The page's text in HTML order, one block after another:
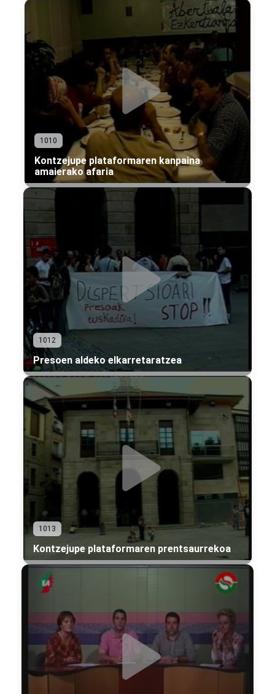
1010
Kontzejupe plataformaren kanpaina
amaierako afaria
1012
Presoen aldeko elkarretaratzea
1013
Kontzejupe plataformaren prentsaurrekoa